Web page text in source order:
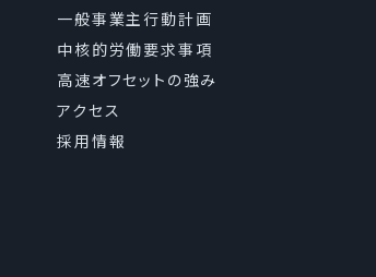
一般事業主行動計画
中核的労働要求事項
高速オフセットの強み
アクセス
採用情報